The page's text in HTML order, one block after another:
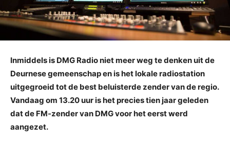
Inmiddels is DMG Radio niet meer weg te denken uit de
Deurnese gemeenschap en is het lokale radiostation
uitgegroeid tot de best beluisterde zender van de regio.
Vandaag om 13.20 uur is het precies tien jaar geleden
dat de FM-zender van DMG voor het eerst werd
aangezet.